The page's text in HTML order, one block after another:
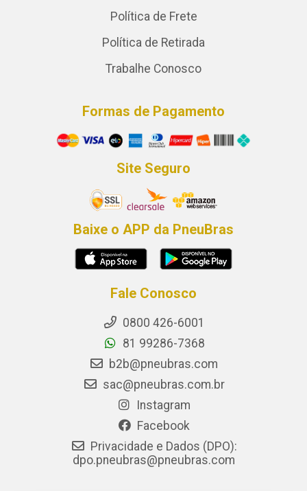
Política de Frete
Política de Retirada
Trabalhe Conosco
Formas de Pagamento
Site Seguro
Baixe o APP da PneuBras
Fale Conosco
0800 426-6001
81 99286-7368
b2b@pneubras.com
sac@pneubras.com.br
Instagram
Facebook
Privacidade e Dados (DPO):
dpo.pneubras@pneubras.com